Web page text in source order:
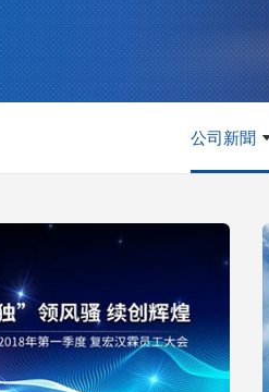
公司新聞